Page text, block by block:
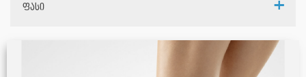
ფასი